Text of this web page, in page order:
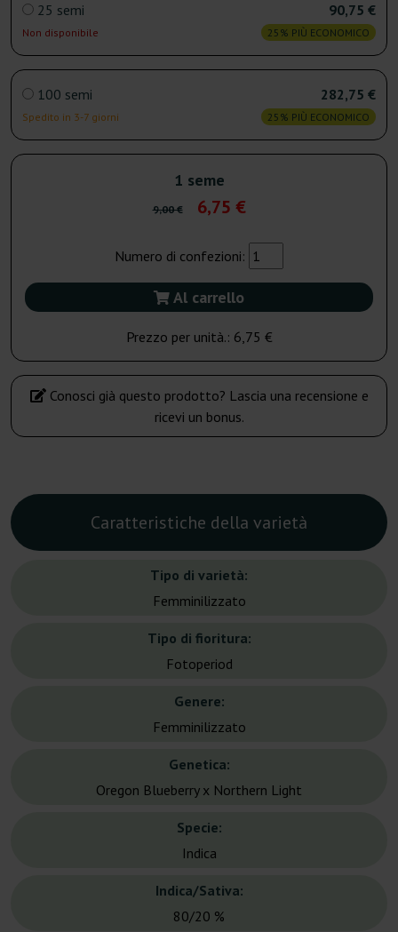
25 semi
Non disponibile
90,75 €
25% PIÙ ECONOMICO
100 semi
Spedito in 3-7 giorni
282,75 €
25% PIÙ ECONOMICO
1 seme
9,00 € 6,75 €
Numero di confezioni:
Al carrello
Prezzo per unità.: 6,75 €
Conosci già questo prodotto? Lascia una recensione e
ricevi un bonus.
Caratteristiche della varietà
Tipo di varietà:
Femminilizzato
Tipo di fioritura:
Fotoperiod
Genere:
Femminilizzato
Genetica:
Oregon Blueberry x Northern Light
Specie:
Indica
Indica/Sativa:
80/20 %